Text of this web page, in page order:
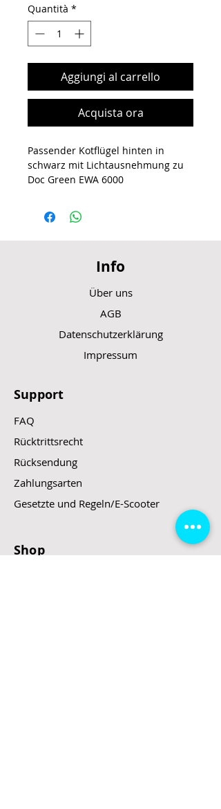
Quantità *
Aggiungi al carrello
Acquista ora
Passender Kotflügel hinten in
schwarz mit Lichtausnehmung zu
Doc Green EWA 6000
Info
Über uns
AGB
Datenschutzerklärung
Impressum
Support
FAQ
Rücktrittsrecht
Rücksendung
Zahlungsarten
Gesetzte und Regeln/E-Scooter
Shop